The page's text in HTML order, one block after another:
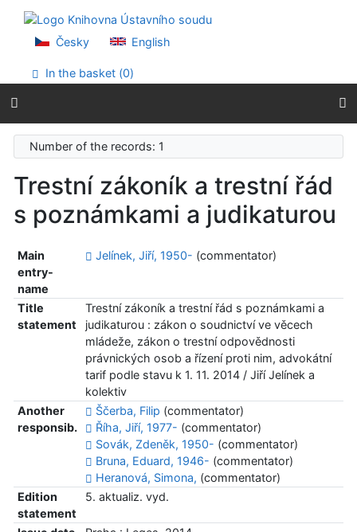
Go to menu
Accessibility declaration
Česky English
In the basket (0)
Number of the records: 1
Trestní zákoník a trestní řád
s poznámkami a judikaturou
Main
entry-
name
Jelínek, Jiří, 1950- (commentator)
Title
statement
Trestní zákoník a trestní řád s poznámkami a
judikaturou : zákon o soudnictví ve věcech
mládeže, zákon o trestní odpovědnosti
právnických osob a řízení proti nim, advokátní
tarif podle stavu k 1. 11. 2014 / Jiří Jelínek a
kolektiv
Another
responsib.
Ščerba, Filip (commentator)
Říha, Jiří, 1977- (commentator)
Sovák, Zdeněk, 1950- (commentator)
Bruna, Eduard, 1946- (commentator)
Heranová, Simona, (commentator)
Edition
statement
5. aktualiz. vyd.